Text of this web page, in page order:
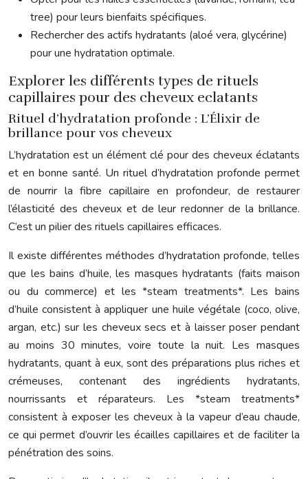
tree) pour leurs bienfaits spécifiques.
Rechercher des actifs hydratants (aloé vera, glycérine)
pour une hydratation optimale.
Explorer les différents types de rituels
capillaires pour des cheveux eclatants
Rituel d’hydratation profonde : L’Élixir de
brillance pour vos cheveux
L’hydratation est un élément clé pour des cheveux éclatants
et en bonne santé. Un rituel d’hydratation profonde permet
de nourrir la fibre capillaire en profondeur, de restaurer
l’élasticité des cheveux et de leur redonner de la brillance.
C’est un pilier des rituels capillaires efficaces.
Il existe différentes méthodes d’hydratation profonde, telles
que les bains d’huile, les masques hydratants (faits maison
ou du commerce) et les *steam treatments*. Les bains
d’huile consistent à appliquer une huile végétale (coco, olive,
argan, etc.) sur les cheveux secs et à laisser poser pendant
au moins 30 minutes, voire toute la nuit. Les masques
hydratants, quant à eux, sont des préparations plus riches et
crémeuses, contenant des ingrédients hydratants,
nourrissants et réparateurs. Les *steam treatments*
consistent à exposer les cheveux à la vapeur d’eau chaude,
ce qui permet d’ouvrir les écailles capillaires et de faciliter la
pénétration des soins.